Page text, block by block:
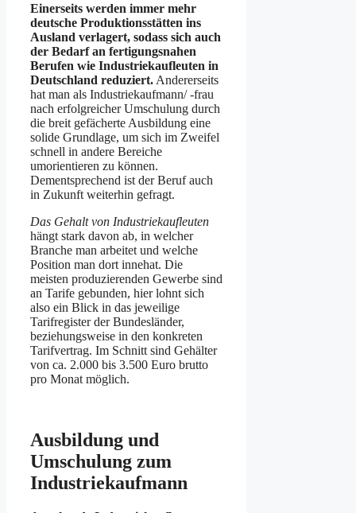
Einerseits werden immer mehr
deutsche Produktionsstätten ins
Ausland verlagert, sodass sich auch
der Bedarf an fertigungsnahen
Berufen wie Industriekaufleuten in
Deutschland reduziert. Andererseits
hat man als Industriekaufmann/ -frau
nach erfolgreicher Umschulung durch
die breit gefächerte Ausbildung eine
solide Grundlage, um sich im Zweifel
schnell in andere Bereiche
umorientieren zu können.
Dementsprechend ist der Beruf auch
in Zukunft weiterhin gefragt.
Das Gehalt von Industriekaufleuten
hängt stark davon ab, in welcher
Branche man arbeitet und welche
Position man dort innehat. Die
meisten produzierenden Gewerbe sind
an Tarife gebunden, hier lohnt sich
also ein Blick in das jeweilige
Tarifregister der Bundesländer,
beziehungsweise in den konkreten
Tarifvertrag. Im Schnitt sind Gehälter
von ca. 2.000 bis 3.500 Euro brutto
pro Monat möglich.
Ausbildung und
Umschulung zum
Industriekaufmann